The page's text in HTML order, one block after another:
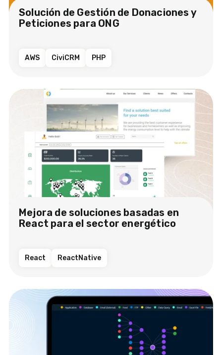
Solución de Gestión de Donaciones y
Peticiones para ONG
AWS CiviCRM PHP
Mejora de soluciones basadas en
React para el sector energético
React ReactNative